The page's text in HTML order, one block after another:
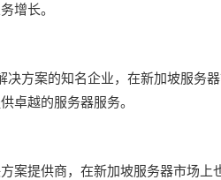
增长。
方案的知名企业，在新加坡服务
卓越的服务器服务。
案提供商，在新加坡服务器市场